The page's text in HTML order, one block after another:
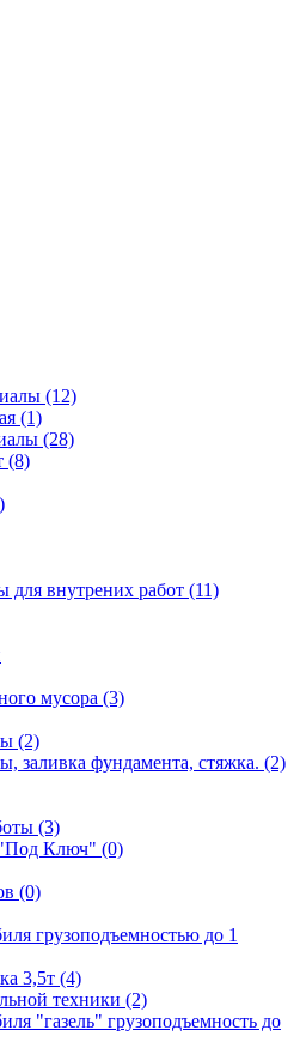
(12)
(1)
(28)
(8)
для внутрених работ (11)
мусора (3)
(2)
заливка фундамента, стяжка. (2)
(3)
"Под Ключ" (0)
(0)
грузоподъемностью до 1
3,5т (4)
техники (2)
"газель" грузоподъемность до